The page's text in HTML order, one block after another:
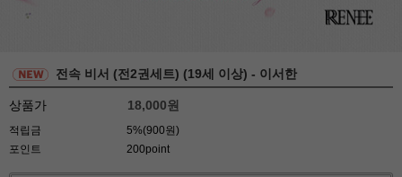
전속 비서 (전2권세트) (19세 이상) - 이서한
상품가 18,000원
적립금
5%(900원)
포인트
200point